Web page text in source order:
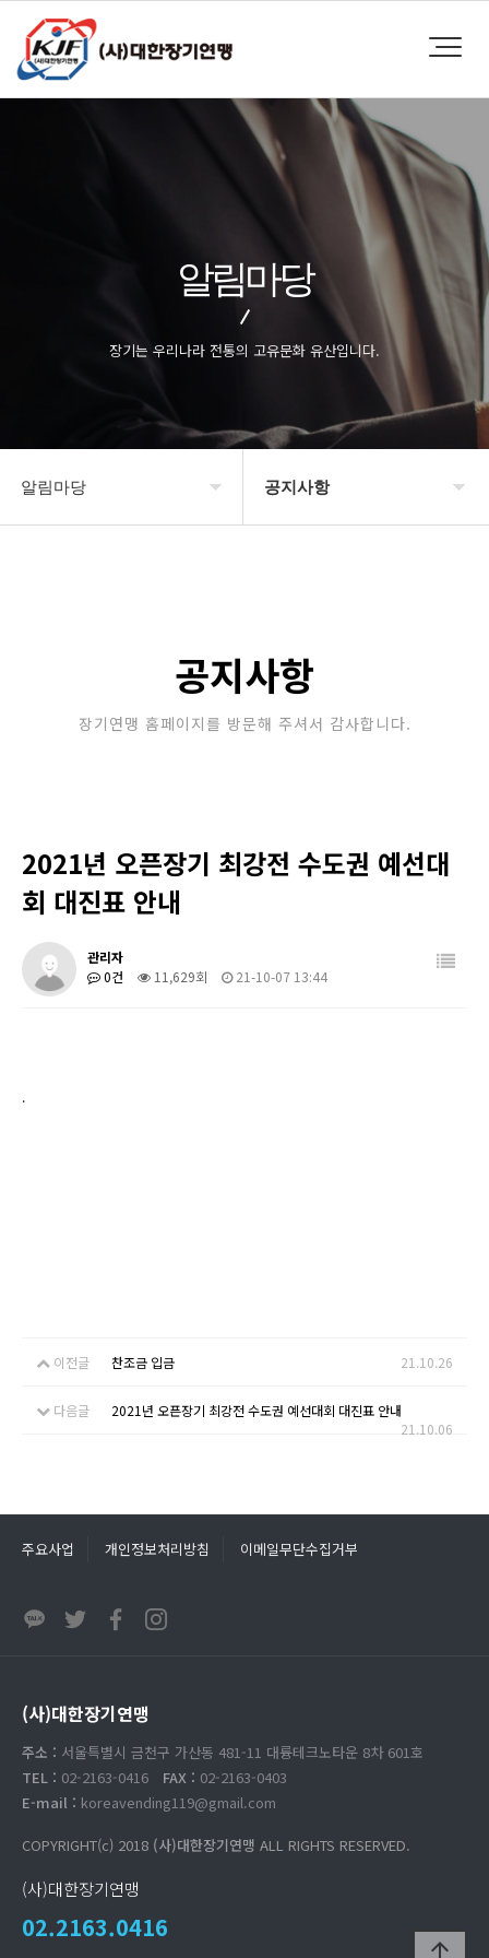
알림마당
장기는 우리나라 전통의 고유문화 유산입니다.
알림마당 공지사항
포토갤러리
공지사항
장기연맹 홈페이지를 방문해 주셔서 감사합니다.
2021년 오픈장기 최강전 수도권 예선대
회 대진표 안내
관리자
0건
11,629회 21-10-07 13:44
.
이전글 찬조금 입금 21.10.26
다음글
2021년 오픈장기 최강전 수도권 예선대회 대진표 안내
21.10.06
arrow_upward
주요사업 개인정보처리방침 이메일무단수집거부
(사)대한장기연맹
주소 : 서울특별시 금천구 가산동 481-11 대륭테크노타운 8차 601호
TEL : 02-2163-0416 FAX : 02-2163-0403
E-mail : koreavending119@gmail.com
COPYRIGHT(c) 2018 (사)대한장기연맹 ALL RIGHTS RESERVED.
(사)대한장기연맹
02.2163.0416